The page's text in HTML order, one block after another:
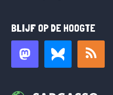
BLIJF OP DE HOOGTE